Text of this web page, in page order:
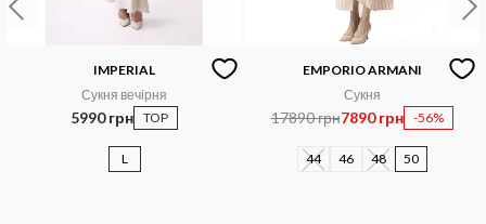
IMPERIAL
Сукня вечірня
5990 грн TOP
L
EMPORIO ARMANI
Сукня
17890 грн7890 грн -56%
44 46 48 50